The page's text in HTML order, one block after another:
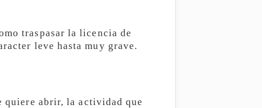
traspasar la licencia de
leve hasta muy grave.
quiere abrir, la actividad que